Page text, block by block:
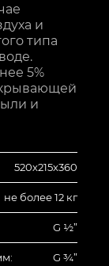
и
типа
5%
и
520х215х360
не более 12 кг
G ½”
G ¾”